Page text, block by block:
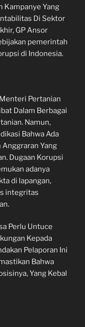
Kampanye Yang
Di Sektor
GP Ansor
pemerintah
di Indonesia.
Pertanian
Dalam Berbagai
Namun,
Bahwa Ada
Anggraran Yang
Dugaan Korupsi
adanya
di lapangan,
integritas
Perlu Untuce
Kepada
Pelaporan Ini
Bahwa
Yang Kebal